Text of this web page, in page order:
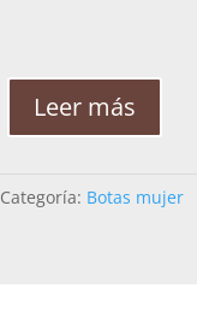
Leer más
Categoría: Botas mujer